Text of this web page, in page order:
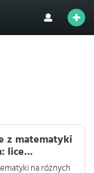
z matematyki
lice...
na różnych